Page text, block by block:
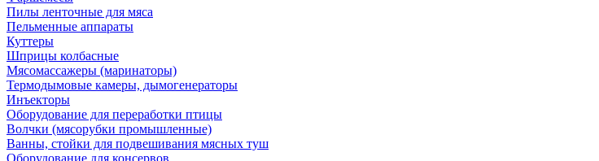
Пилы ленточные для мяса
Пельменные аппараты
Куттеры
Шприцы колбасные
Мясомассажеры (маринаторы)
Термодымовые камеры, дымогенераторы
Инъекторы
Оборудование для переработки птицы
Волчки (мясорубки промышленные)
Ванны, стойки для подвешивания мясных туш
Оборудование для консервов